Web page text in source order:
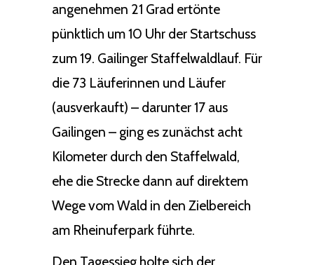
angenehmen 21 Grad ertönte
pünktlich um 10 Uhr der Startschuss
zum 19. Gailinger Staffelwaldlauf. Für
die 73 Läuferinnen und Läufer
(ausverkauft) – darunter 17 aus
Gailingen – ging es zunächst acht
Kilometer durch den Staffelwald,
ehe die Strecke dann auf direktem
Wege vom Wald in den Zielbereich
am Rheinuferpark führte.
Den Tagessieg holte sich der